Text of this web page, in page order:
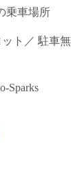
乗車場所
ット／ 駐車無
Sparks